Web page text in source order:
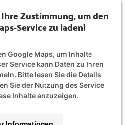
Zustimmung, um den
Service zu laden!
Google Maps, um Inhalte
Service kann Daten zu Ihren
Bitte lesen Sie die Details
Sie der Nutzung des Service
Inhalte anzuzeigen.
Informationen